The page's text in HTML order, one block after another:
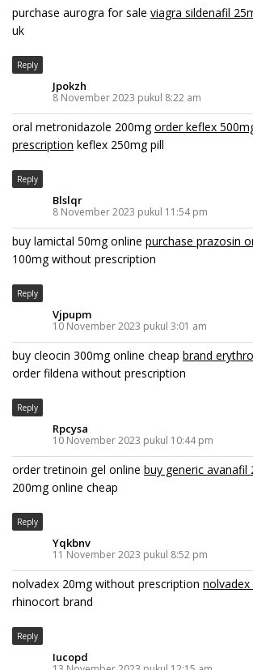
purchase aurogra for sale viagra sildenafil
uk
Reply
Jpokzh
8 November 2023 pukul 8:22 am
oral metronidazole 200mgorder keflex
prescription keflex 250mg pill
Reply
Blslqr
8 November 2023 pukul 11:54 pm
buy lamictal 50mg online purchase prazosin
100mg without prescription
Reply
Vjpupm
10 November 2023 pukul 3:01 am
buy cleocin 300mg online cheap brand
order fildena without prescription
Reply
Rpcysa
10 November 2023 pukul 10:44 pm
order tretinoin gel online buy generic avanafil
200mg online cheap
Reply
Yqkbnv
11 November 2023 pukul 8:52 pm
nolvadex 20mg without prescription nolvadex
rhinocort brand
Reply
Iucopd